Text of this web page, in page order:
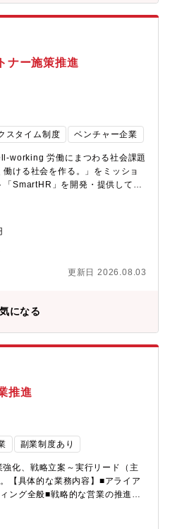
のさきのエンドユーザー様への
、非常に大きなやりがいを得ら
ジネスモデルのパートナー企業様
界やビジネスに関する知見も貯ま
営者など企業のトップ層と相対す
たちの考えに頻繁に触れること
ての経験値が磨かれますし、人
検討や実行が必要になり、今回
ミッション】SmartHR単独では解
ートナー様と一緒になって解決
推進を行い、ユーザー企業様が
めの障害点を解決していきま
てマーケットに提供する価値の増
への貢献、そして自社の売上向
ートナープログラムの企画立案・
グラム展開の戦略立案戦略に沿っ
ダーの見極めと巻き込みリリース
ログラムへの参画パートナーの拡
大に向けたパートナー×パートナ
持における課題感の把握当該課
ことで解決が可能となる方法を
ダーの適切な巻き込み対象パー
ナー紹介があった際の対応業務パ
成パートナーが対応可能な業務・
いただけるパートナー様の開拓目
くあるため、これまで培われた
め、事業の成功によるプレゼン
ンジできる環境です。・パート
、SmartHRの”三方良し”を実現
衝が多く、バックオフィス周り
会保険労務士、税理士、給与シ
ンダー、コンサルティングな
ー施策推進
スタイム制度 ベンチャー企業
working 労働にまつわる社会課題
ける社会を作る。」をミッショ
「SmartHR」を開発・提供してお
は日々の機能拡充により利便性
では補えない部分があります。
与計算業務、コンサルティング
はしていないがニーズはある領
る社労士・給与計算BPO・コン
ただける状態をつくることを、パ
が私たちのミッションです。本
検討や実行が必要になり、今回
ミッション】SmartHR単独では解
ートナー様と一緒になって解決
推進を行い、ユーザー企業様が
めの障害点を解決していきま
マーケットに提供する価値の増
への貢献、そして自社の売上向
のポジションのミッションで
ートナープログラムの企画立案・
ラム展開の戦略立案戦略に沿っ
ーの見極めと巻き込みリリース
と効果測定プログラムの改善プ
グラムへの参画パートナーの拡
持における課題感の把握当該課
更新日 2026.08.03
気になる
推進
副業制度あり
化、戦略立案～実行リード（主
【具体的な業務内容】■アライア
ング全般■戦略的な営業の推進等
ービス開発が可能■創業者を含む